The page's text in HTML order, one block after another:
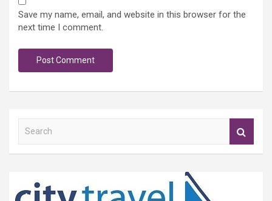
Save my name, email, and website in this browser for the
next time I comment.
h